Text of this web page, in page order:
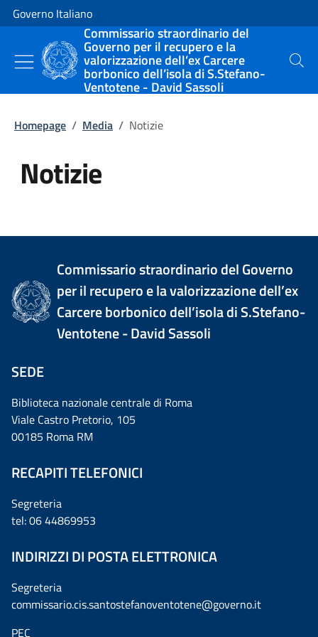
Vai al contenuto
Vai alla navigazione del sito
Governo Italiano
Commissario straordinario del
Governo per il recupero e la
valorizzazione dell’ex Carcere
borbonico dell’isola di S.Stefano-
Ventotene - David Sassoli
Cerca
Homepage / Media / Notizie
Notizie
Tutti i contenuti della pagina
Commissario straordinario del Governo
per il recupero e la valorizzazione dell’ex
Carcere borbonico dell’isola di S.Stefano-
Ventotene - David Sassoli
SEDE
Biblioteca nazionale centrale di Roma
Viale Castro Pretorio, 105
00185 Roma RM
RECAPITI TELEFONICI
Segreteria
tel: 06 44869953
INDIRIZZI DI POSTA ELETTRONICA
Segreteria
commissario.cis.santostefanoventotene@governo.it
PEC